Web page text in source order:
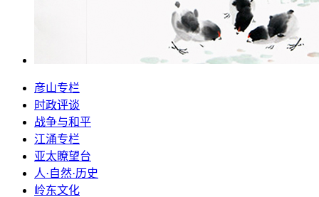
彦山专栏
时政评谈
战争与和平
江涌专栏
亚太瞭望台
人·自然·历史
岭东文化